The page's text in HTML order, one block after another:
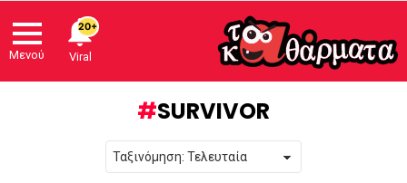
Μενού
SURVIVOR
20+
Viral